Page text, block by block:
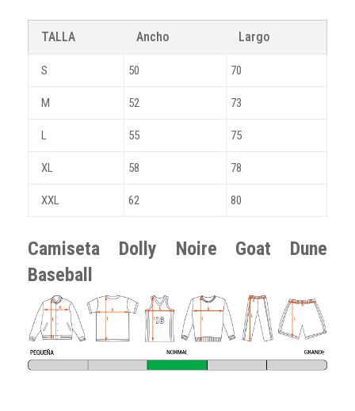
TALLA Ancho Largo
S 50 70
M 52 73
L 55 75
XL 58 78
XXL 62 80
Camiseta Dolly Noire Goat Dune
Baseball